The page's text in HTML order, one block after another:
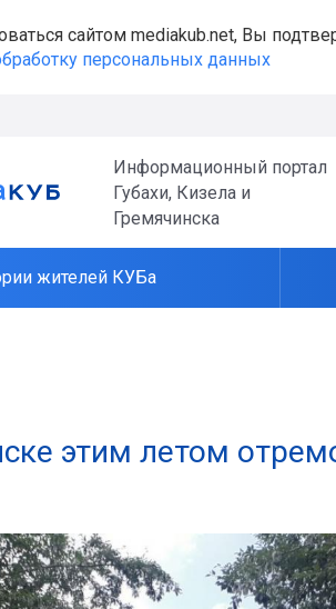
сайтом mediakub.net, Вы
персональных данных
Информационный портал
Губахи, Кизела и
Гремячинска
жителей КУБа
этим летом